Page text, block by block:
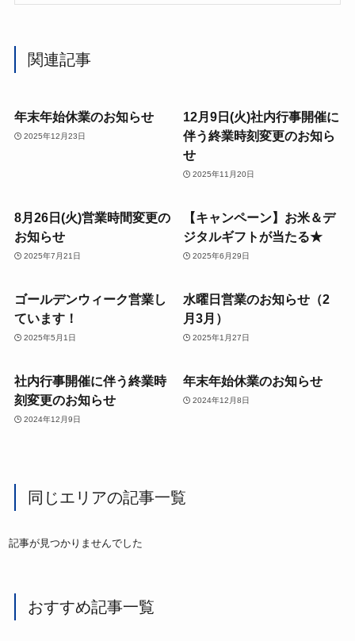
関連記事
年末年始休業のお知らせ
2025年12月23日
12月9日(火)社内行事開催に
伴う終業時刻変更のお知ら
せ
2025年11月20日
8月26日(火)営業時間変更の
お知らせ
2025年7月21日
【キャンペーン】お米＆デ
ジタルギフトが当たる★
2025年6月29日
ゴールデンウィーク営業し
ています！
2025年5月1日
水曜日営業のお知らせ（2
月3月）
2025年1月27日
社内行事開催に伴う終業時
刻変更のお知らせ
2024年12月9日
年末年始休業のお知らせ
2024年12月8日
同じエリアの記事一覧
記事が見つかりませんでした
おすすめ記事一覧